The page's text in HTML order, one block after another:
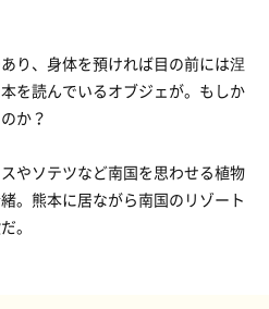
り、身体を預ければ目の前には涅
を読んでいるオブジェが。もしか
か？
やソテツなど南国を思わせる植物
。熊本に居ながら南国のリゾート
。